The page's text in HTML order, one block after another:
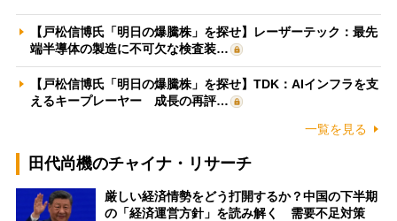
【戸松信博氏「明日の爆騰株」を探せ】レーザーテック：最先
端半導体の製造に不可欠な検査装…
【戸松信博氏「明日の爆騰株」を探せ】TDK：AIインフラを支
えるキープレーヤー 成長の再評…
一覧を見る
田代尚機のチャイナ・リサーチ
厳しい経済情勢をどう打開するか？中国の下半期
の「経済運営方針」を読み解く 需要不足対策